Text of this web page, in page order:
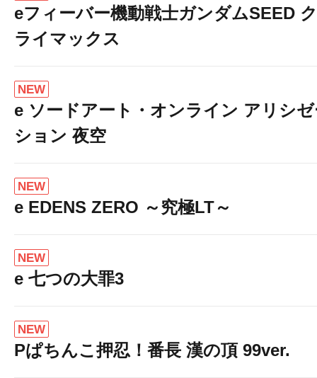
eフィーバー機動戦士ガンダムSEED ク
ライマックス
NEW
e ソードアート・オンライン アリシ
ション 夜空
NEW
e EDENS ZERO ～究極LT～
NEW
e 七つの大罪3
NEW
Pぱちんこ押忍！番長 漢の頂 99ver.